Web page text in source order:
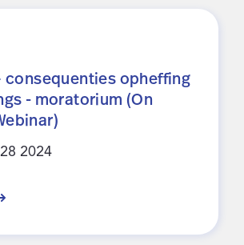
consequenties opheffing
- moratorium (On
2024